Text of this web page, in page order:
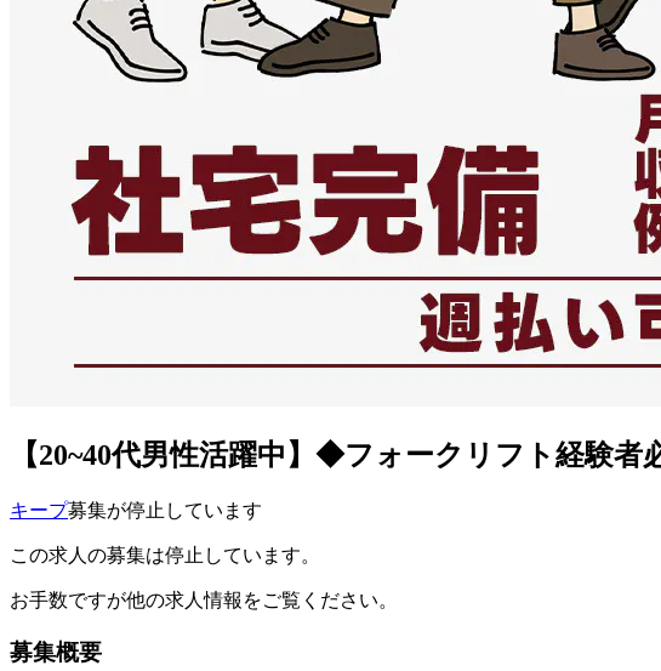
【20~40代男性活躍中】◆フォークリフト経験
キープ募集が停止しています
この求人の募集は停止しています。
お手数ですが他の求人情報をご覧ください。
募集概要